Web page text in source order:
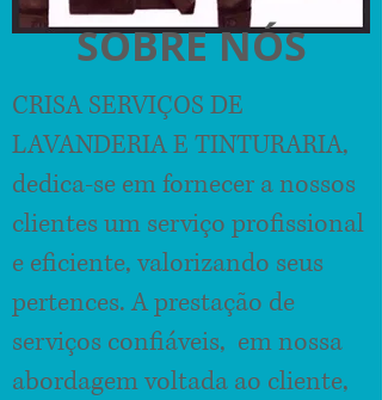
SOBRE NÓS
CRISA SERVIÇOS DE
LAVANDERIA E TINTURARIA,
dedica-se em fornecer a nossos
clientes um serviço profissional
e eficiente, valorizando seus
pertences. A prestação de
serviços confiáveis, em nossa
abordagem voltada ao cliente,